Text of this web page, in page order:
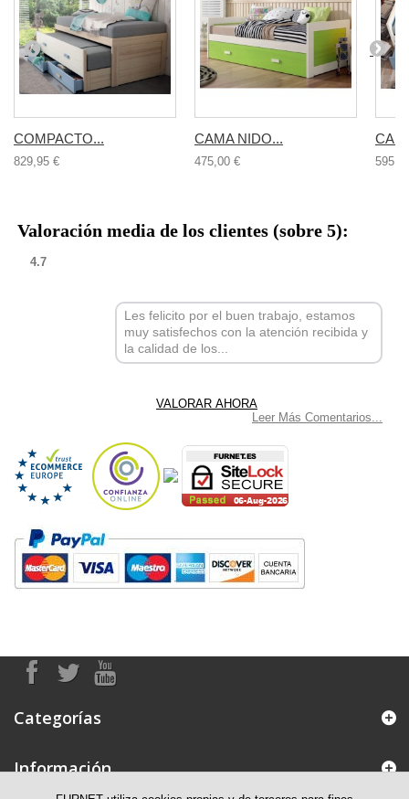
COMPACTO...
829,95 €
CAMA NIDO...
475,00 €
Valoración media de los clientes (sobre 5):
4.7
Les felicito por el buen trabajo, estamos
muy satisfechos con la atención recibida y
la calidad de los...
Leer Más Comentarios...
Categorías
Información